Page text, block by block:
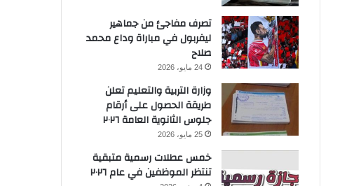
تصرف مفاجئ من جماهير
ليفربول في مباراة وداع محمد
صلاح
24 مايو، 2026
وزارة التربية والتعليم تعلن
طريقة الحصول على أرقام
جلوس الثانوية العامة ٢٠٢٦
25 مايو، 2026
خمس عطلات رسمية متبقية
تنتظر الموظفين في عام ٢٠٢٦